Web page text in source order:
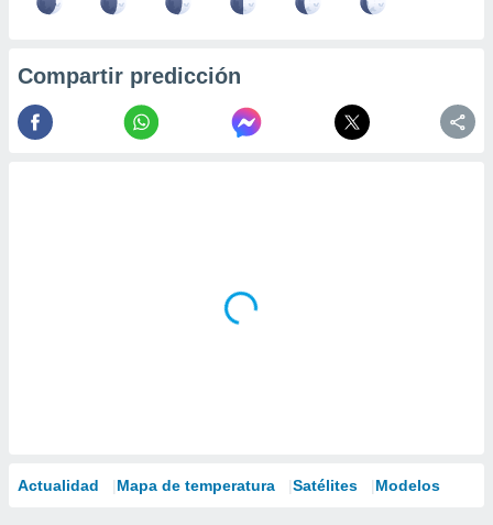
Compartir predicción
Actualidad Mapa de temperatura Satélites Modelos